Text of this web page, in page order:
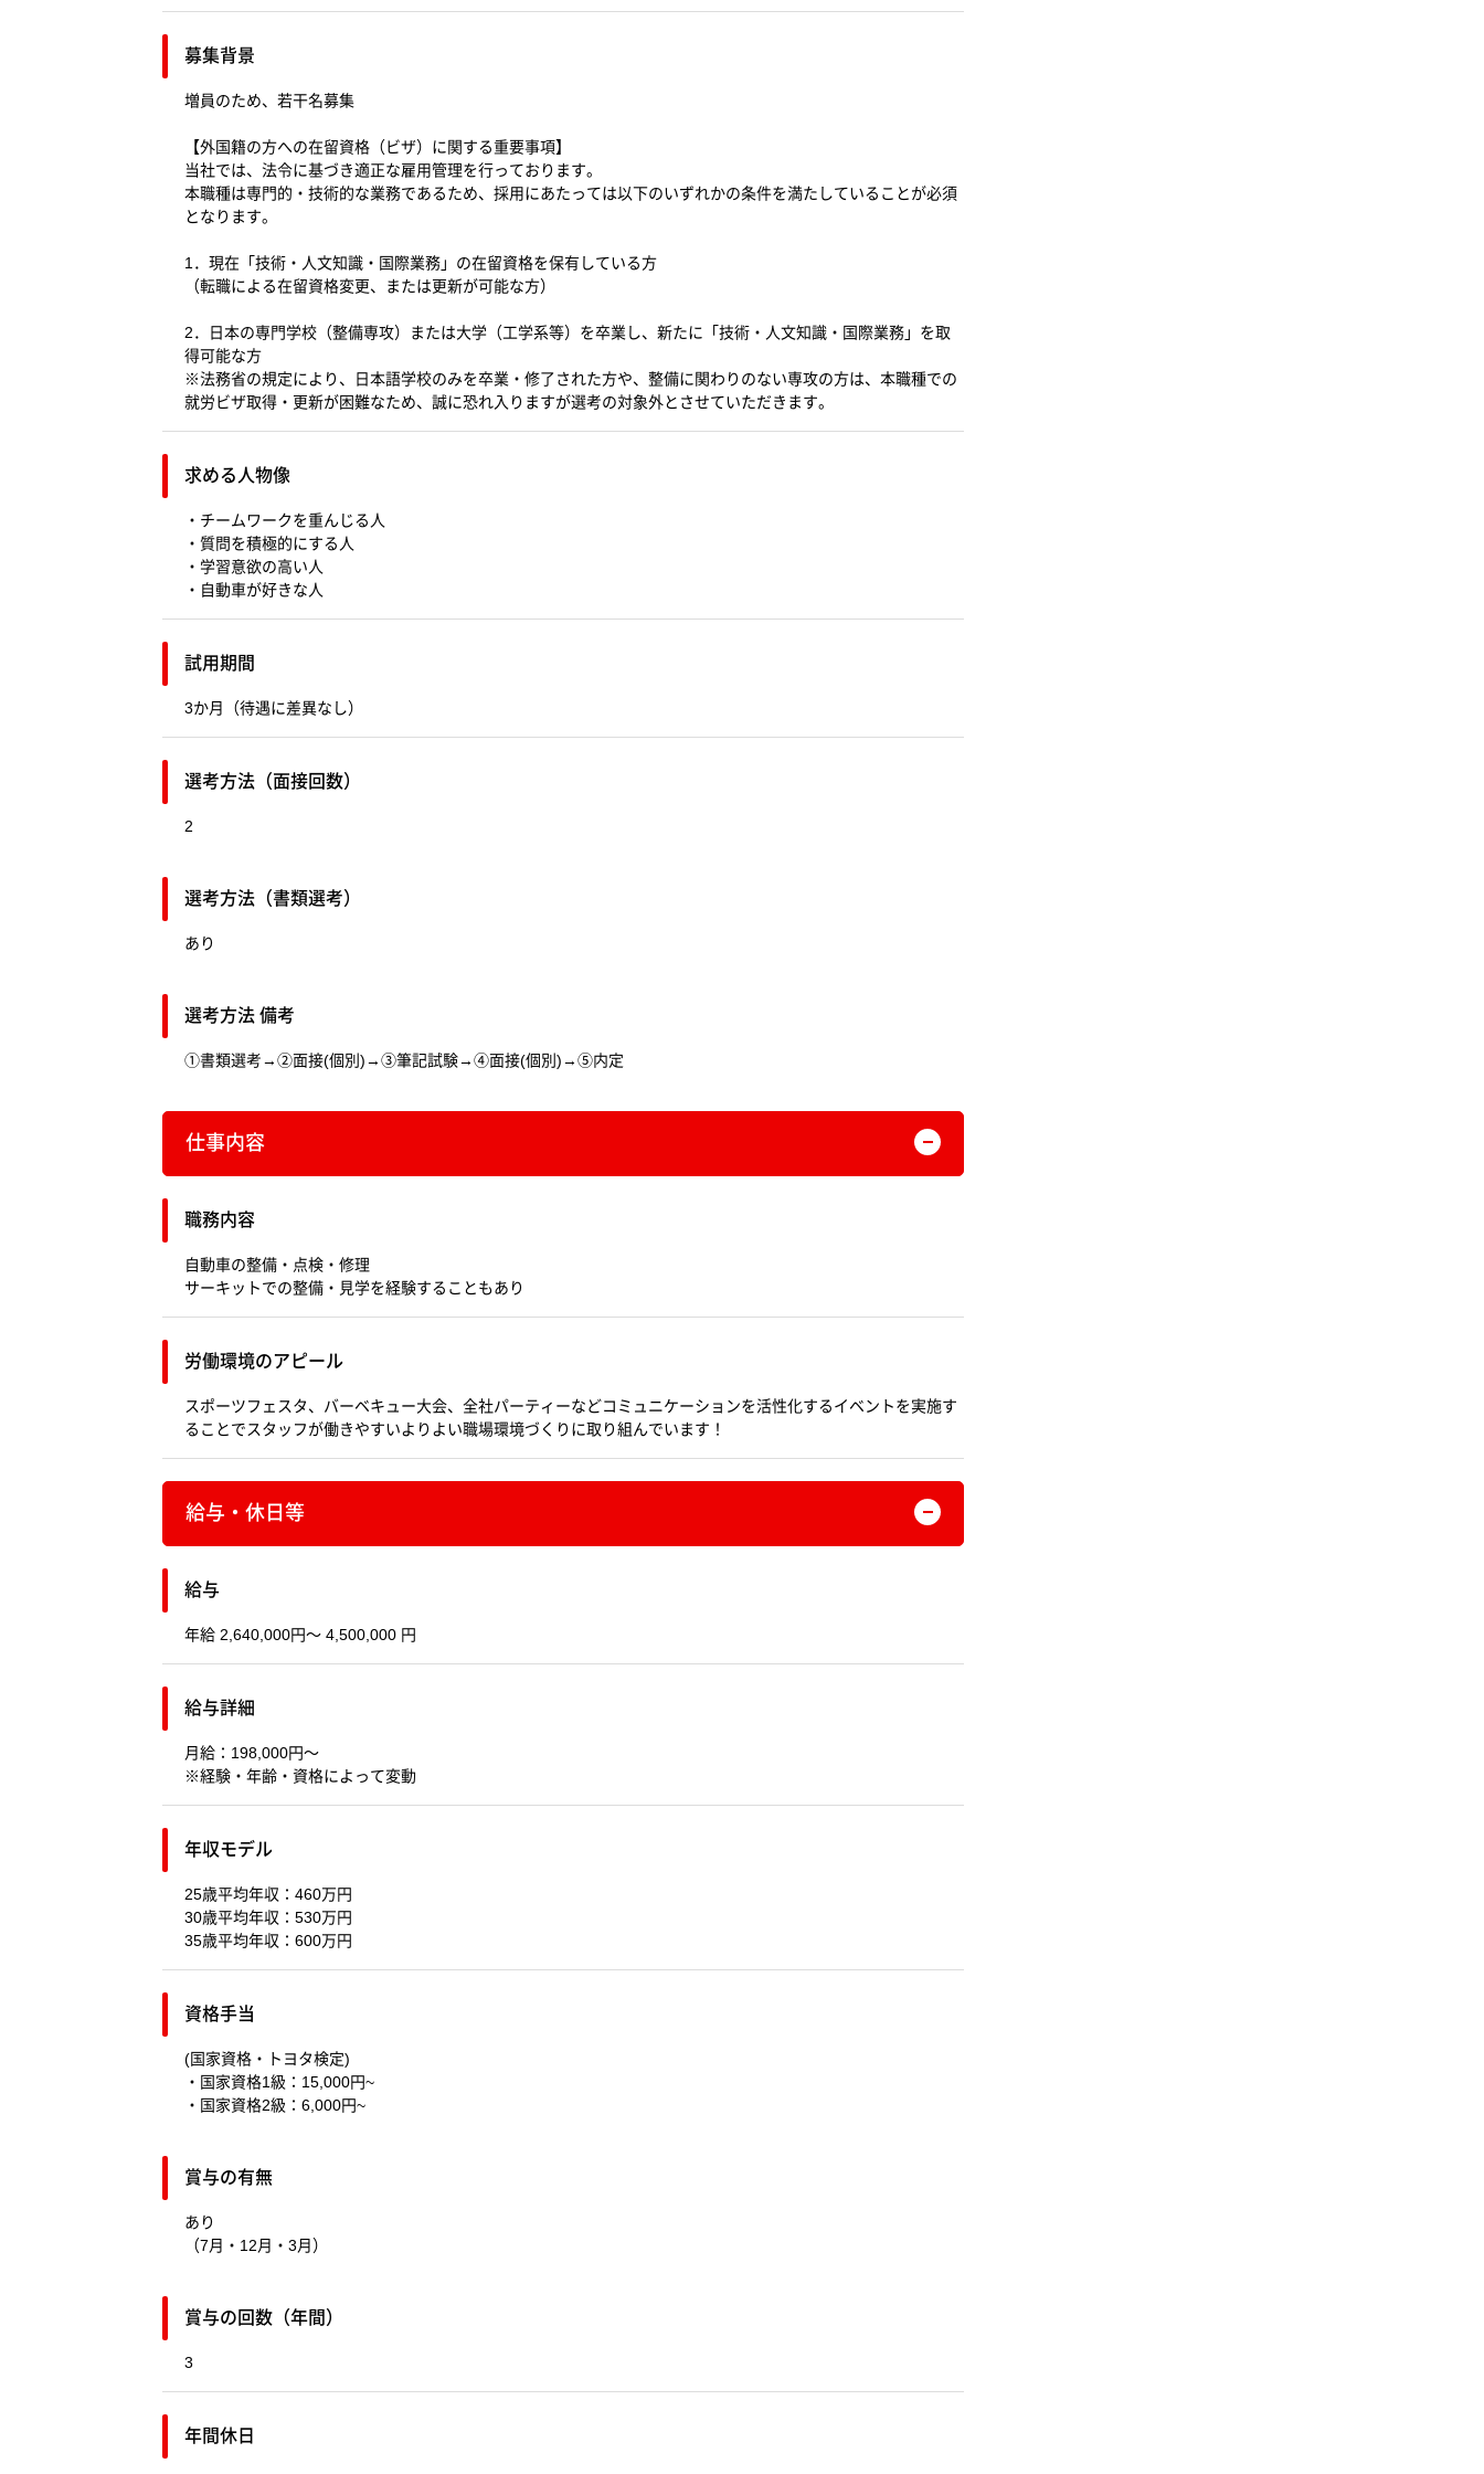
募集背景
増員のため、若干名募集
【外国籍の方への在留資格（ビザ）に関する重要事項】
当社では、法令に基づき適正な雇用管理を行っております。
本職種は専門的・技術的な業務であるため、採用にあたっては以下のいずれかの条件を満たしていることが必須
となります。
1．現在「技術・人文知識・国際業務」の在留資格を保有している方
（転職による在留資格変更、または更新が可能な方）
2．日本の専門学校（整備専攻）または大学（工学系等）を卒業し、新たに「技術・人文知識・国際業務」を取
得可能な方
※法務省の規定により、日本語学校のみを卒業・修了された方や、整備に関わりのない専攻の方は、本職種での
就労ビザ取得・更新が困難なため、誠に恐れ入りますが選考の対象外とさせていただきます。
求める人物像
・チームワークを重んじる人
・質問を積極的にする人
・学習意欲の高い人
・自動車が好きな人
試用期間
3か月（待遇に差異なし）
選考方法（面接回数）
2
選考方法（書類選考）
あり
選考方法 備考
①書類選考→②面接(個別)→③筆記試験→④面接(個別)→⑤内定
仕事内容
職務内容
自動車の整備・点検・修理
サーキットでの整備・見学を経験することもあり
労働環境のアピール
スポーツフェスタ、バーベキュー大会、全社パーティーなどコミュニケーションを活性化するイベントを実施す
ることでスタッフが働きやすいよりよい職場環境づくりに取り組んでいます！
給与・休日等
給与
年給 2,640,000円～ 4,500,000 円
給与詳細
月給：198,000円～
※経験・年齢・資格によって変動
年収モデル
25歳平均年収：460万円
30歳平均年収：530万円
35歳平均年収：600万円
資格手当
(国家資格・トヨタ検定)
・国家資格1級：15,000円~
・国家資格2級：6,000円~
賞与の有無
あり
（7月・12月・3月）
賞与の回数（年間）
3
年間休日